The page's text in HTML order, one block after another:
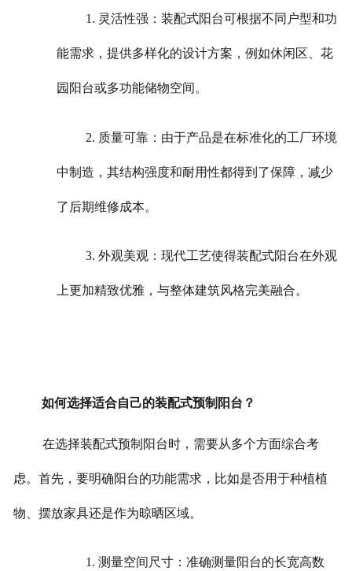
1. 灵活性强：装配式阳台可根据不同户型和功
能需求，提供多样化的设计方案，例如休闲区、花
园阳台或多功能储物空间。
2. 质量可靠：由于产品是在标准化的工厂环境
中制造，其结构强度和耐用性都得到了保障，减少
了后期维修成本。
3. 外观美观：现代工艺使得装配式阳台在外观
上更加精致优雅，与整体建筑风格完美融合。
如何选择适合自己的装配式预制阳台？
在选择装配式预制阳台时，需要从多个方面综合考
虑。首先，要明确阳台的功能需求，比如是否用于种植植
物、摆放家具还是作为晾晒区域。
1. 测量空间尺寸：准确测量阳台的长宽高数